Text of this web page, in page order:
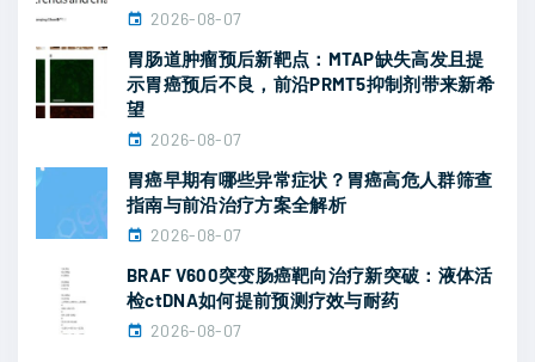
带
来
持
缓
解
"
2026-08-07
胃肠道肿瘤预后新靶点：MTAP缺失高发且提
示胃癌预后不良，前沿PRMT5抑制剂带来新希
望
2026-08-07
胃癌早期有哪些异常症状？胃癌高危人群筛查
指南与前沿治疗方案全解析
2026-08-07
BRAF V600突变肠癌靶向治疗新突破：液体活
检ctDNA如何提前预测疗效与耐药
2026-08-07